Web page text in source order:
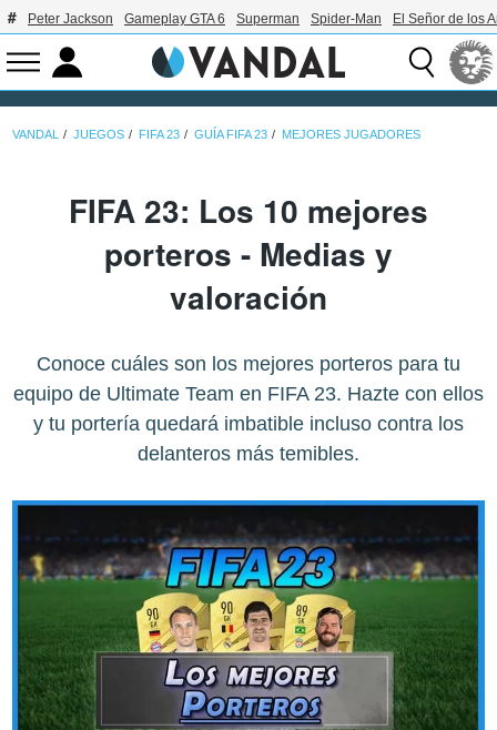
Peter Jackson Gameplay GTA 6 Superman Spider-Man El Señor de los
VANDAL JUEGOS FIFA 23 GUÍA FIFA 23 MEJORES JUGADORES
FIFA 23: Los 10 mejores
porteros - Medias y
valoración
Conoce cuáles son los mejores porteros para tu
equipo de Ultimate Team en FIFA 23. Hazte con ellos
y tu portería quedará imbatible incluso contra los
delanteros más temibles.